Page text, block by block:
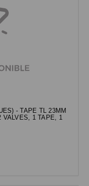
- TAPE TL 23MM
VALVES, 1 TAPE, 1